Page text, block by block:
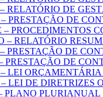
RELATÓRIO DE
PRESTAÇÃO DE
– PROCEDIMENTOS
– RELATÓRIO
PRESTAÇÃO DE
PRESTAÇÃO DE
LEI
LEI DE DIRETRIZES
PLANO PLURIANUAL